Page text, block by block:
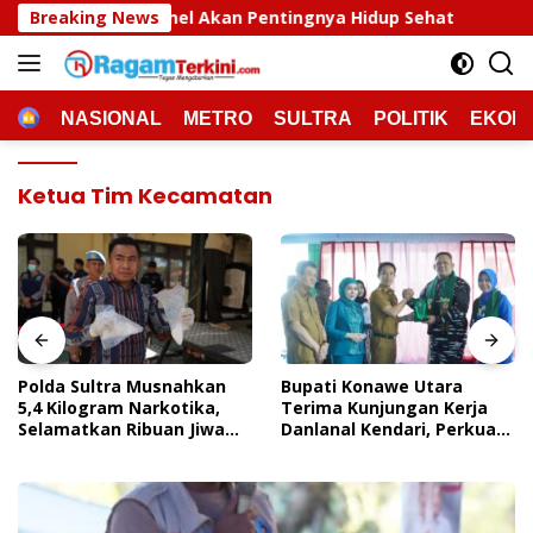
Langsung
ke
konten
Breaking News
Pentingnya Hidup Sehat Polda Sultra
HOMENASIONAL METRO SULTRA POLITIK
Ketua Tim Kecamatan
Polda Sultra Musnahkan
5,4 Kilogram Narkotika,
Selamatkan Ribuan Jiwa
Bupati Konawe Utara
Terima Kunjungan Kerja
Danlanal Kendari, Perkuat